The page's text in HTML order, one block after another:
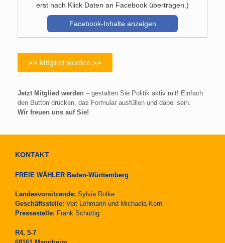
erst nach Klick Daten an Facebook übertragen.)
Facebook-Inhalte anzeigen
>> Mitglied werden>>
Jetzt Mitglied werden – gestalten Sie Politik aktiv mit! Einfach
den Button drücken, das Formular ausfüllen und dabei sein.
Wir freuen uns auf Sie!
KONTAKT
FREIE WÄHLER Baden-Württemberg
Landesvorsitzende: Sylvia Rolke
Geschäftsstelle: Veit Lehmann und Michaela Kern
Pressestelle: Frank Schüttig
R4, 5-7